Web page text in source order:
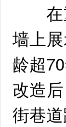
在重
墙上
龄超
改造
街巷